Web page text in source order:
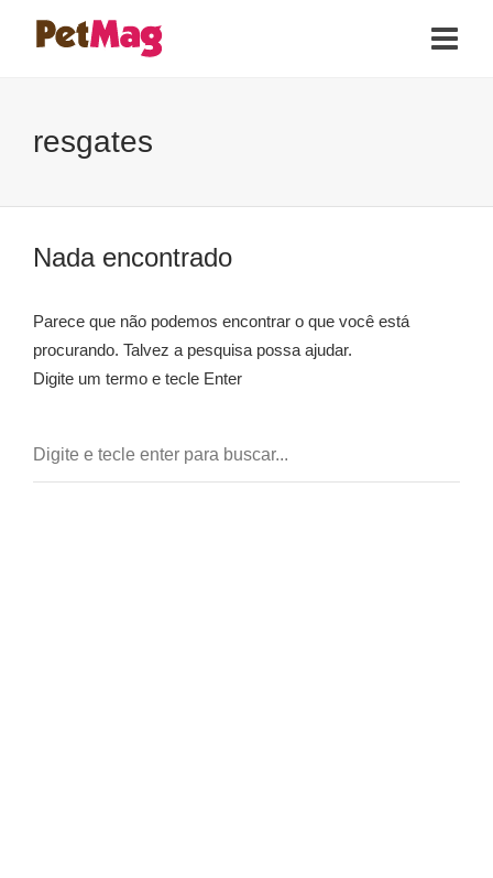
resgates
Nada encontrado
Parece que não podemos encontrar o que você está
procurando. Talvez a pesquisa possa ajudar.
Digite um termo e tecle Enter